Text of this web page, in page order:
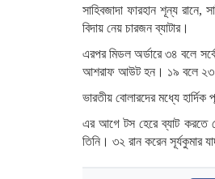
সাহিবজাদা ফারহান শূন্য
বিদায় নেয় চারজন ব্যাটার।
এরপর মিডল অর্ডারে ৩৪ বলে
আশরাফ আউট হন। ১৯ বলে ২৩
ভারতীয় বোলারদের মধ্যে
এর আগে টস হেরে ব্যাট করতে
তিনি। ৩২ রান করেন সূর্যকুমার